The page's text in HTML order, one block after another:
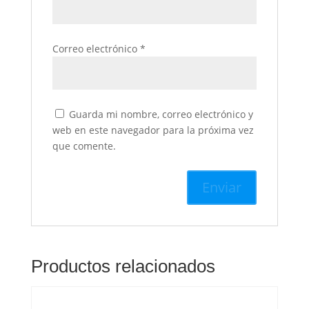
Correo electrónico *
Guarda mi nombre, correo electrónico y
web en este navegador para la próxima vez
que comente.
Productos relacionados